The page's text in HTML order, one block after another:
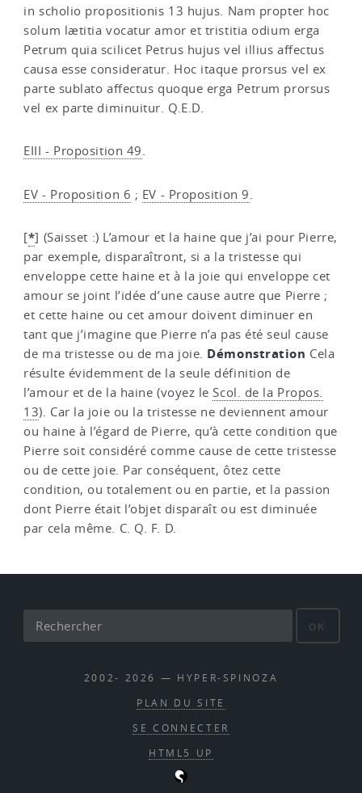
in scholio propositionis 13 hujus. Nam propter hoc
solum lætitia vocatur amor et tristitia odium erga
Petrum quia scilicet Petrus hujus vel illius affectus
causa esse consideratur. Hoc itaque prorsus vel ex
parte sublato affectus quoque erga Petrum prorsus
vel ex parte diminuitur. Q.E.D.
EIII - Proposition 49.
EV - Proposition 6 ; EV - Proposition 9
[*] (Saisset :) L’amour et la haine que j’ai pour Pierre,
par exemple, disparaîtront, si a la tristesse qui
enveloppe cette haine et à la joie qui enveloppe cet
amour se joint l’idée d’une cause autre que Pierre ;
et cette haine ou cet amour doivent diminuer en
tant que j’imagine que Pierre n’a pas été seul cause
de ma tristesse ou de ma joie. Démonstration Cela
résulte évidemment de la seule définition de
l’amour et de la haine (voyez le Scol. de la Propos.
13). Car la joie ou la tristesse ne deviennent amour
ou haine à l’égard de Pierre, qu’à cette condition que
Pierre soit considéré comme cause de cette tristesse
ou de cette joie. Par conséquent, ôtez cette
condition, ou totalement ou en partie, et la passion
dont Pierre était l’objet disparaît ou est diminuée
par cela même. C. Q. F. D.
OK
2002- 2026 — HYPER-SPINOZA
PLAN DU SITE
SE CONNECTER
HTML5 UP